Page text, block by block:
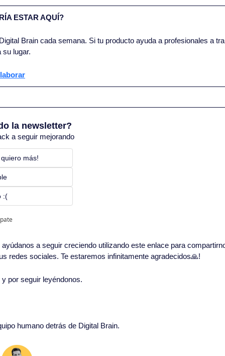
ESTAR AQUÍ?
Brain cada semana. Si tu producto ayuda a profesionales a
su lugar.
la newsletter?
a seguir mejorando
más!
:(
a seguir creciendo utilizando este enlace para
redes sociales. Te estaremos infinitamente agradecidos🙏!
por seguir leyéndonos.
humano detrás de Digital Brain.